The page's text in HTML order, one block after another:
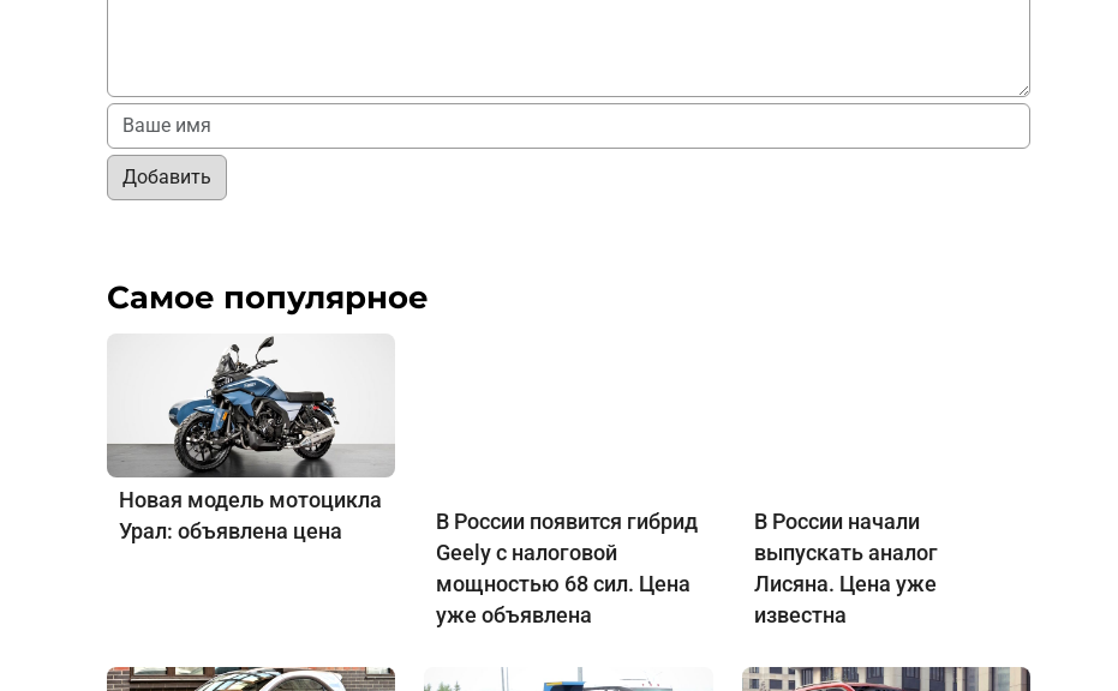
Добавить
Самое популярное
Новая модель мотоцикла
Урал: объявлена цена
В России появится гибрид
Geely с налоговой
мощностью 68 сил. Цена
уже объявлена
В России начали
выпускать аналог
Лисяна. Цена уже
известна